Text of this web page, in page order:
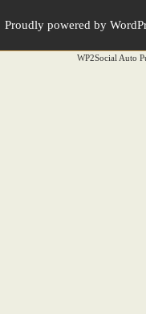
Proudly powered by
WP2Social Auto